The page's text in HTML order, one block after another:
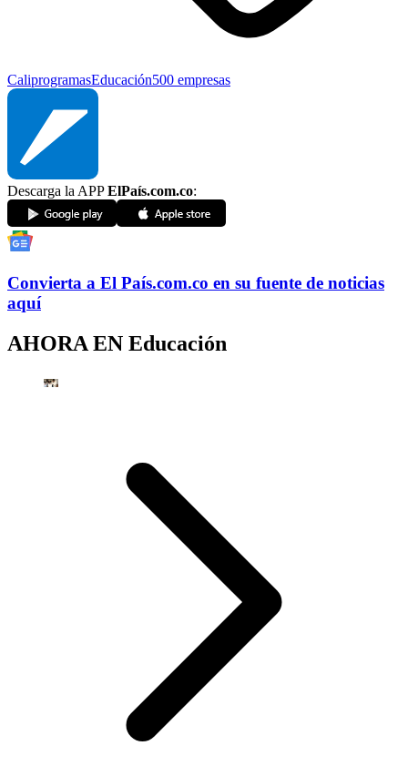
CaliprogramasEducación500 empresas
Descarga la APPElPaís.com.co:
Convierta a El País.com.co en su fuente de noticias
aquí
AHORA EN Educación